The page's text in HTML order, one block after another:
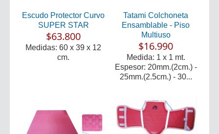
Escudo Protector Curvo
SUPER STAR
$63.800
Medidas: 60 x 39 x 12
cm.
Tatami Colchoneta
Ensamblable - Piso
Multiuso
$16.990
Medida: 1 x 1 mt.
Espesor: 20mm.(2cm.) -
25mm.(2.5cm.) - 30...